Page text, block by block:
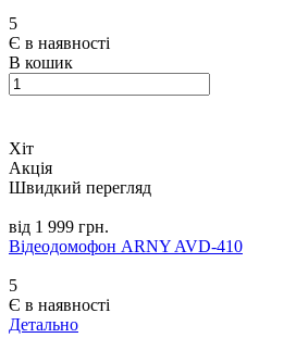
5
Є в наявності
В кошик
Хіт
Акція
Швидкий перегляд
від 1 999 грн.
Відеодомофон ARNY AVD-410
5
Є в наявності
Детально